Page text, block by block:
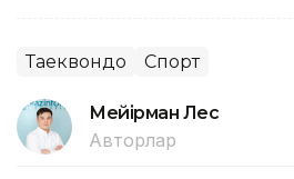
Таеквондо Спорт
Мейірман Лес
Авторлар